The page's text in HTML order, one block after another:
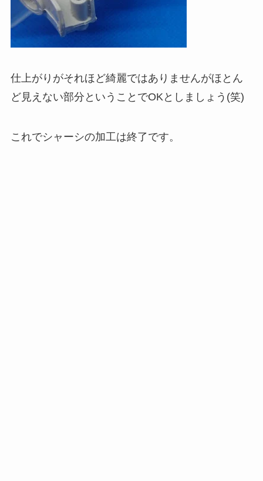
仕上がりがそれほど綺麗ではありませんがほとん
ど見えない部分ということでOKとしましょう(笑)
これでシャーシの加工は終了です。